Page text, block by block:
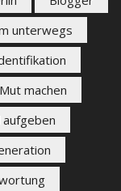
unterwegs
Mut machen
aufgeben